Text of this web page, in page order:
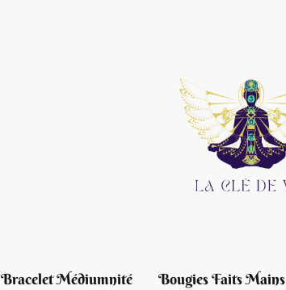
Bracelet Médiumnité Bougies Faits Mains